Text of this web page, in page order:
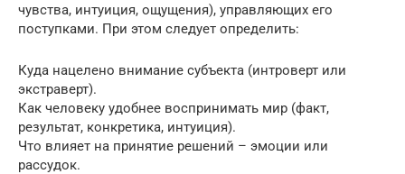
чувства, интуиция, ощущения), управляющих его
поступками. При этом следует определить:
Куда нацелено внимание субъекта (интроверт или
экстраверт).
Как человеку удобнее воспринимать мир (факт,
результат, конкретика, интуиция).
Что влияет на принятие решений – эмоции или
рассудок.